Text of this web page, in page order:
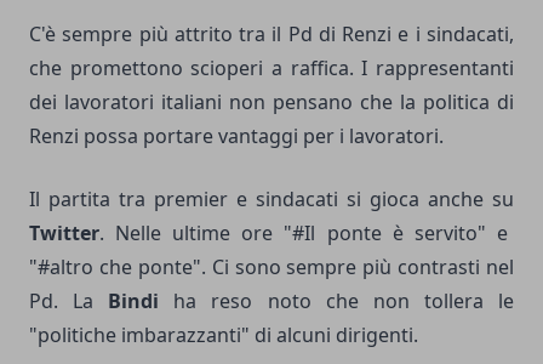
C'è sempre più attrito tra il Pd di Renzi e i sindacati,
che promettono scioperi a raffica. I rappresentanti
dei lavoratori italiani non pensano che la politica di
Renzi possa portare vantaggi per i lavoratori.
Il partita tra premier e sindacati si gioca anche su
Twitter. Nelle ultime ore "#Il ponte è servito" e
"#altro che ponte". Ci sono sempre più contrasti nel
Pd. La Bindi ha reso noto che non tollera le
"politiche imbarazzanti" di alcuni dirigenti.